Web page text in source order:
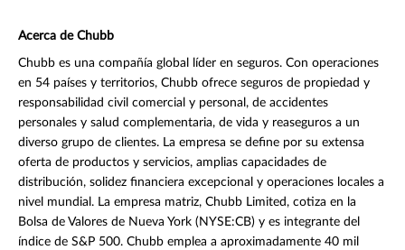
Acerca de Chubb
Chubb es una compañía global líder en seguros. Con operaciones
en 54 países y territorios, Chubb ofrece seguros de propiedad y
responsabilidad civil comercial y personal, de accidentes
personales y salud complementaria, de vida y reaseguros a un
diverso grupo de clientes. La empresa se define por su extensa
oferta de productos y servicios, amplias capacidades de
distribución, solidez financiera excepcional y operaciones locales a
nivel mundial. La empresa matriz, Chubb Limited, cotiza en la
Bolsa de Valores de Nueva York (NYSE:CB) y es integrante del
índice de S&P 500. Chubb emplea a aproximadamente 40 mil